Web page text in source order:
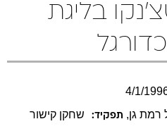
בליגת
4/1/
רמת גן, תפקיד: שחקן קישור